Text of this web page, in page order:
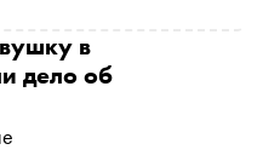
в
дело об